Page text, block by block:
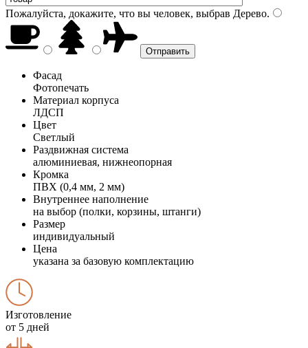
Пожалуйста, докажите, что вы человек, выбрав Дерево.
Фасад
Фотопечать
Материал корпуса
ЛДСП
Цвет
Светлый
Раздвижная система
алюминиевая, нижнеопорная
Кромка
ПВХ (0,4 мм, 2 мм)
Внутреннее наполнение
на выбор (полки, корзины, штанги)
Размер
индивидуальный
Цена
указана за базовую комплектацию
Изготовление
от 5 дней